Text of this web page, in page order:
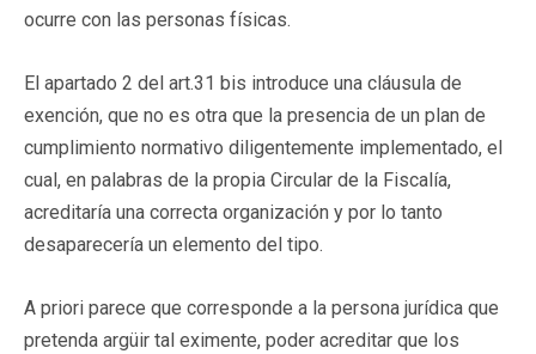
ocurre con las personas físicas.
El apartado 2 del art.31 bis introduce una cláusula de
exención, que no es otra que la presencia de un plan de
cumplimiento normativo diligentemente implementado, el
cual, en palabras de la propia Circular de la Fiscalía,
acreditaría una correcta organización y por lo tanto
desaparecería un elemento del tipo.
A priori parece que corresponde a la persona jurídica que
pretenda argüir tal eximente, poder acreditar que los